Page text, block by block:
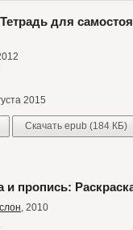
для
2015
Скачать epub (184 КБ)
и пропись:
, 2010